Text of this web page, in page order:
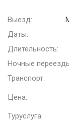
Выезд:
Даты:
Длительность:
Ночные
Транспорт:
Цена:
Туруслуга: